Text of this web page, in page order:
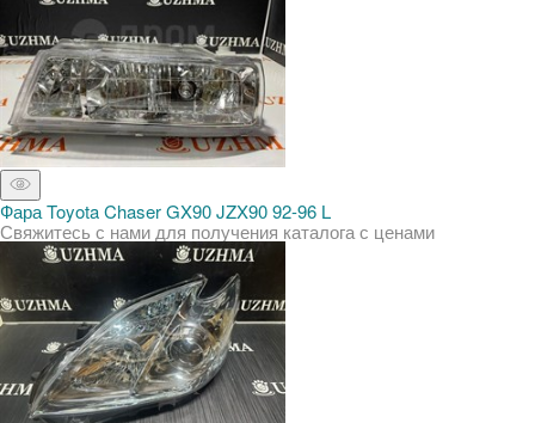
Фара Toyota Chaser GX90 JZX90 92-96 L
Свяжитесь с нами для получения каталога с ценами